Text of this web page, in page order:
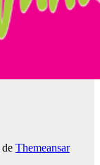
de Themeansar